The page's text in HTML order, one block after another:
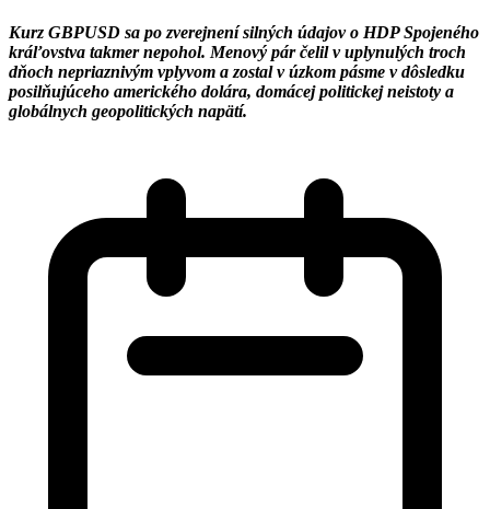
Kurz GBPUSD sa po zverejnení silných údajov o HDP Spojeného
kráľovstva takmer nepohol. Menový pár čelil v uplynulých troch
dňoch nepriaznivým vplyvom a zostal v úzkom pásme v dôsledku
posilňujúceho amerického dolára, domácej politickej neistoty a
globálnych geopolitických napätí.